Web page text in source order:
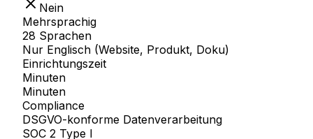
Nein
Mehrsprachig
28 Sprachen
Nur Englisch (Website, Produkt, Doku)
Einrichtungszeit
Minuten
Minuten
Compliance
DSGVO-konforme Datenverarbeitung
SOC 2 Type I